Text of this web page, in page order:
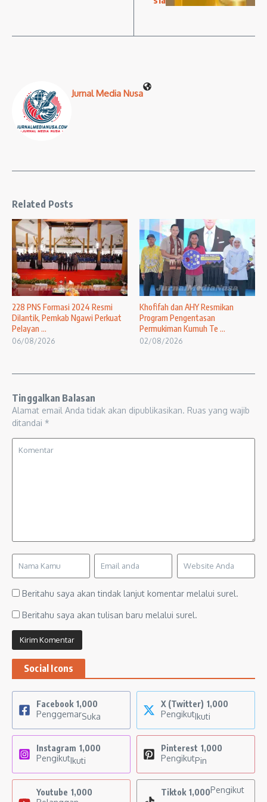
Jurnal Media Nusa
Related Posts
228 PNS Formasi 2024 Resmi
Dilantik, Pemkab Ngawi Perkuat
Pelayan ...
06/08/2026
Khofifah dan AHY Resmikan
Program Pengentasan
Permukiman Kumuh Te ...
02/08/2026
Tinggalkan Balasan
Alamat email Anda tidak akan dipublikasikan. Ruas yang wajib
ditandai *
Beritahu saya akan tindak lanjut komentar melalui surel.
Beritahu saya akan tulisan baru melalui surel.
Social Icons
Facebook 1,000
PenggemarSuka
X (Twitter) 1,000
PengikutIkuti
Instagram 1,000
PengikutIkuti
Pinterest 1,000
PengikutPin
Youtube 1,000
Tiktok 1,000Pengikut